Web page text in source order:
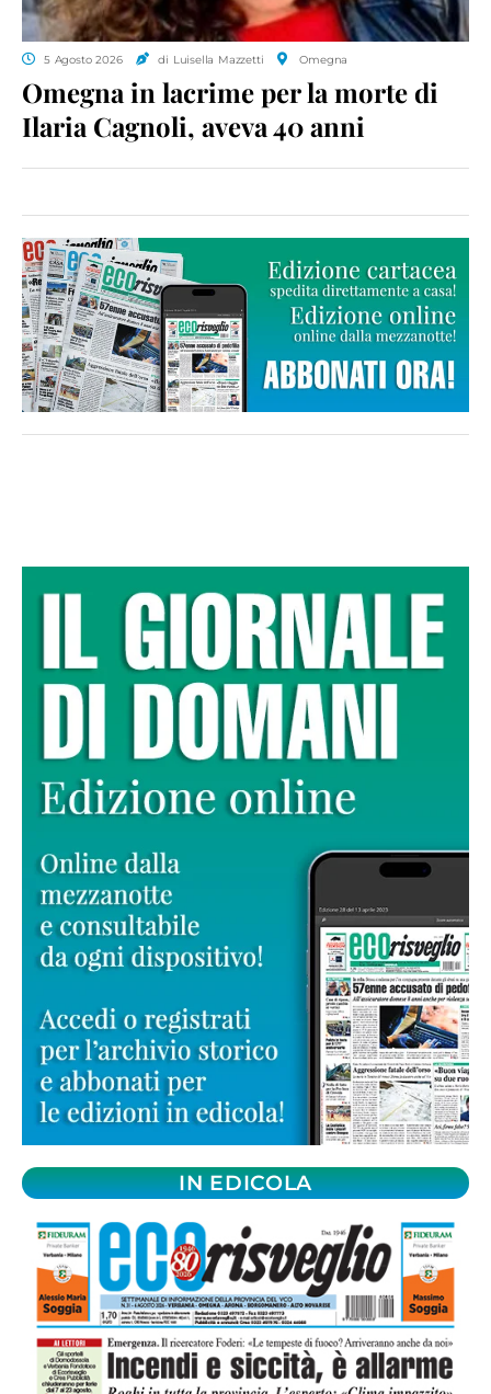
5 Agosto 2026 di Luisella Mazzetti Omegna
Omegna in lacrime per la morte di
Ilaria Cagnoli, aveva 40 anni
IN EDICOLA